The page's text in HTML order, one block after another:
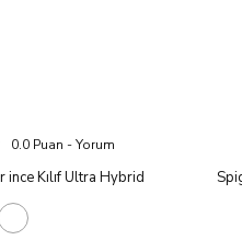
0.0 Puan - Yorum
ince Kılıf Ultra Hybrid
DuraClear™ Hava Kanalı
Koruma Şeffaf Kapak